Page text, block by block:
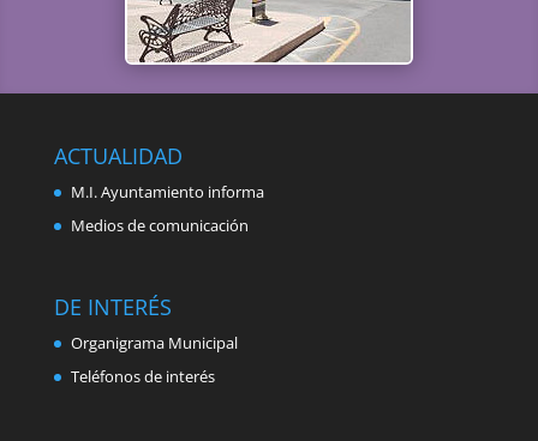
ACTUALIDAD
M.I. Ayuntamiento informa
Medios de comunicación
DE INTERÉS
Organigrama Municipal
Teléfonos de interés